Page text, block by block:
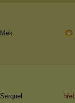
Mek
Serquel